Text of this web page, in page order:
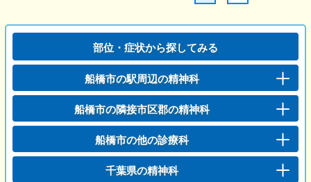
部位・症状から探してみる
船橋市の駅周辺の精神科
船橋市の隣接市区郡の精神科
船橋市の他の診療科
千葉県の精神科